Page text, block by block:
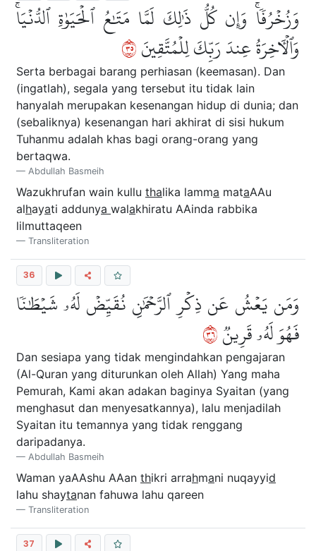
وَزُخۡرُفٗاۚ وَإِن كُلُّ ذَٰلِكَ لَمَّا مَتَٰعُ ٱلۡحَيَوٰةِ ٱلدُّنۡيَاۚ
وَٱلۡأٓخِرَةُ عِندَ رَبِّكَ لِلۡمُتَّقِينَ٥٣
Serta berbagai barang perhiasan (keemasan). Dan
(ingatlah), segala yang tersebut itu tidak lain
hanyalah merupakan kesenangan hidup di dunia; dan
(sebaliknya) kesenangan hari akhirat di sisi hukum
Tuhanmu adalah khas bagi orang-orang yang
bertaqwa.
Abdullah Basmeih
Wazukhrufan wain kullu thalika lamma mataAAu
alhayati addunya walakhiratu AAinda rabbika
lilmuttaqeen
Transliteration
36
وَمَن يَعۡشُ عَن ذِكۡرِ ٱلرَّحۡمَٰنِ نُقَيِّضۡ لَهُۥ شَيۡطَٰنٗا
فَهُوَ لَهُۥ قَرِينٞ٦٣
Dan sesiapa yang tidak mengindahkan pengajaran
(Al-Quran yang diturunkan oleh Allah) Yang maha
Pemurah, Kami akan adakan baginya Syaitan (yang
menghasut dan menyesatkannya), lalu menjadilah
Syaitan itu temannya yang tidak renggang
daripadanya.
Abdullah Basmeih
Waman yaAAshu AAan thikri arrahmani nuqayyid
lahu shaytanan fahuwa lahu qareen
Transliteration
37